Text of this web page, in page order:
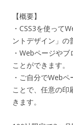
【概要】
・CSS3を使って
ントデザイン」の
・Webページや
ことができます。
・ご自分でWeb
ことで、任意の印
きます。